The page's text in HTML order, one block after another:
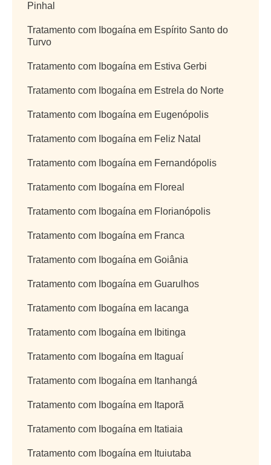
Pinhal
Tratamento com Ibogaína em Espírito Santo do
Turvo
Tratamento com Ibogaína em Estiva Gerbi
Tratamento com Ibogaína em Estrela do Norte
Tratamento com Ibogaína em Eugenópolis
Tratamento com Ibogaína em Feliz Natal
Tratamento com Ibogaína em Fernandópolis
Tratamento com Ibogaína em Floreal
Tratamento com Ibogaína em Florianópolis
Tratamento com Ibogaína em Franca
Tratamento com Ibogaína em Goiânia
Tratamento com Ibogaína em Guarulhos
Tratamento com Ibogaína em Iacanga
Tratamento com Ibogaína em Ibitinga
Tratamento com Ibogaína em Itaguaí
Tratamento com Ibogaína em Itanhangá
Tratamento com Ibogaína em Itaporã
Tratamento com Ibogaína em Itatiaia
Tratamento com Ibogaína em Ituiutaba